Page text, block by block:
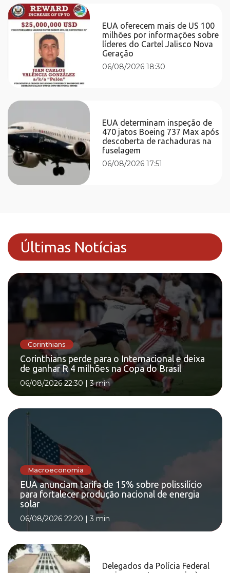
EUA oferecem mais de US 100
milhões por informações sobre
líderes do Cartel Jalisco Nova
Geração
06/08/2026 18:30
EUA determinam inspeção de
470 jatos Boeing 737 Max após
descoberta de rachaduras na
fuselagem
06/08/2026 17:51
Últimas Notícias
Corinthians
Corinthians perde para o Internacional e deixa
de ganhar R 4 milhões na Copa do Brasil
06/08/2026 22:30 | 3 min
Macroeconomia
EUA anunciam tarifa de 15% sobre polissilício
para fortalecer produção nacional de energia
solar
06/08/2026 22:20 | 3 min
Delegados da Polícia Federal